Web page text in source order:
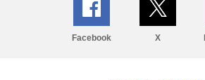
Facebook X